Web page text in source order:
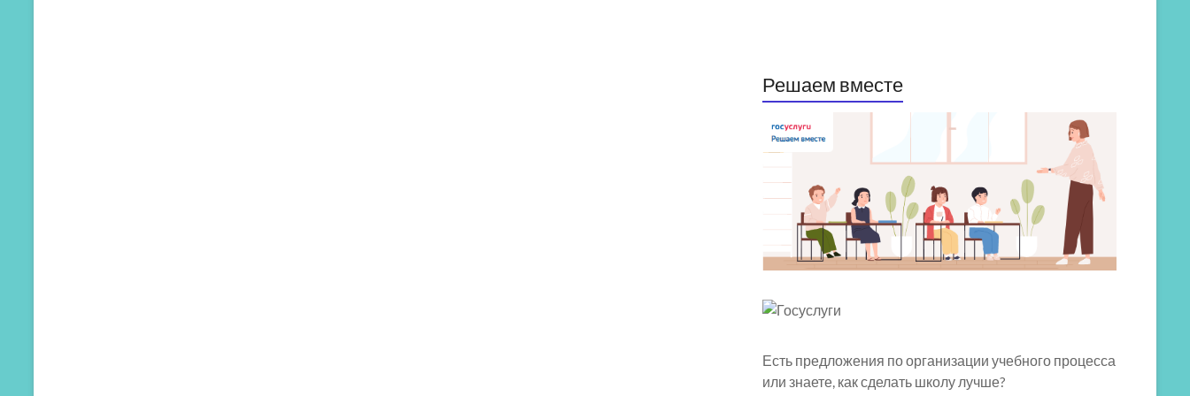
Решаем вместе
Есть предложения по организации учебного процесса
или знаете, как сделать школу лучше?